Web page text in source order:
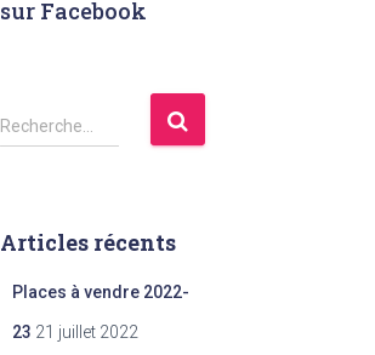
sur Facebook
Recherche…
Articles récents
Places à vendre 2022-
23 21 juillet 2022